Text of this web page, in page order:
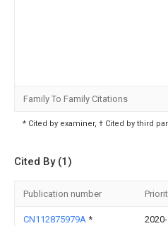
Family To Family Citations
* Cited by examiner, † Cited by third
Cited By (1)
Publication number
CN112875979A *